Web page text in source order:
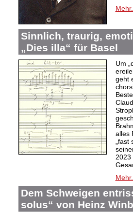
Mehr...
Sinnlich, traurig,
„Dies illa“ für Basel
Um
geht
alles
2023
Mehr...
Dem Schweigen
solus“ von Heinz